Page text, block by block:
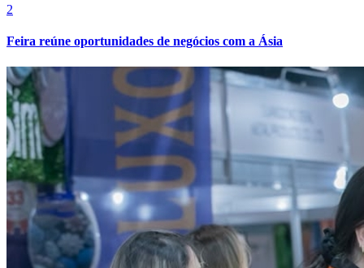
2
Feira reúne oportunidades de negócios com a Ásia